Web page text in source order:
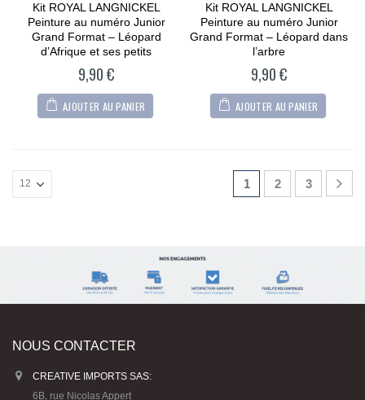
0
of
5
Kit ROYAL LANGNICKEL
Peinture au numéro Junior
Grand Format – Léopard
d’Afrique et ses petits
9,90€
AJOUTER AU PANIER
0
of
5
Kit ROYAL LANGNICKEL
Peinture au numéro Junior
Grand Format – Léopard dans
l’arbre
9,90€
AJOUTER AU PANIER
1 2 3
NOUS CONTACTER
CREATIVE IMPORTS SAS:
6B, rue Nicolas Appert